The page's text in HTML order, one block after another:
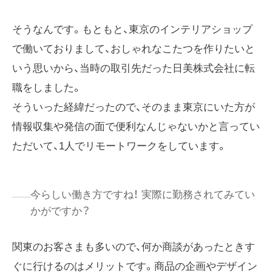
そうなんです。もともと、東京のインテリアショップ
で働いておりまして、おしゃれなこたつを作りたいと
いう思いから、当時の取引先だった日美株式会社に転
職をしました。
そういった経緯だったので、そのまま東京にいた方が
情報収集や発信の面で便利なんじゃないかと言ってい
ただいて、1人でリモートワークをしています。
今らしい働き方ですね！ 実際に勤務されてみてい
かがですか？
関東のお客さまも多いので、何か商談があったときす
ぐに行けるのはメリットです。商品の企画やデザイン